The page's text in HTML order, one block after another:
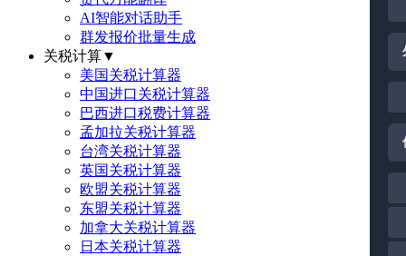
AI智能对话助手
群发报价批量生成
关税计算▼
美国关税计算器
中国进口关税计算器
巴西进口税费计算器
孟加拉关税计算器
台湾关税计算器
英国关税计算器
欧盟关税计算器
东盟关税计算器
加拿大关税计算器
日本关税计算器